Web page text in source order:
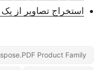
استخراج تصاویر از یک PDF
Aspose.PDF Product Family